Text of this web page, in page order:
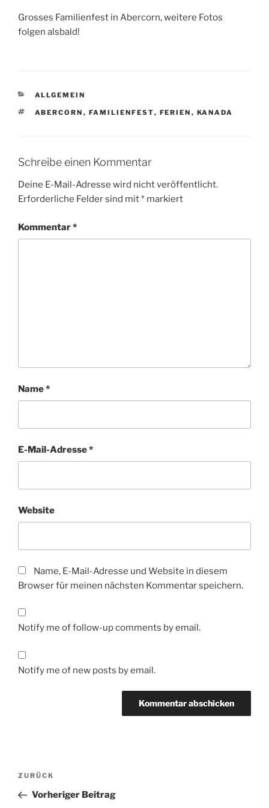
Grosses Familienfest in Abercorn, weitere Fotos
folgen alsbald!
KATEGORIEN
ALLGEMEIN
SCHLAGWÖRTER
ABERCORN , FAMILIENFEST, FERIEN , KANADA
Schreibe einen Kommentar
Deine E-Mail-Adresse wird nicht veröffentlicht.
Erforderliche Felder sind mit* markiert
Kommentar*
Name*
E-Mail-Adresse*
Website
Name, E-Mail-Adresse und Website in diesem
Browser für meinen nächsten Kommentar speichern.
Notify me of follow-up comments by email.
Notify me of new posts by email.
Beitragsnavigation
Vorheriger
Beitrag
ZURÜCK
Vorheriger Beitrag